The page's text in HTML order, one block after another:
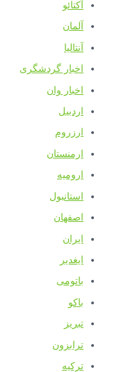
آکتائو
آلمان
آنتالیا
اخبار گردشگری
اخبار وان
اردبیل
ارزروم
ارمنستان
ارومیه
استانبول
اصفهان
ایران
ایغدیر
باتومی
باکو
تبریز
ترابزون
ترکیه